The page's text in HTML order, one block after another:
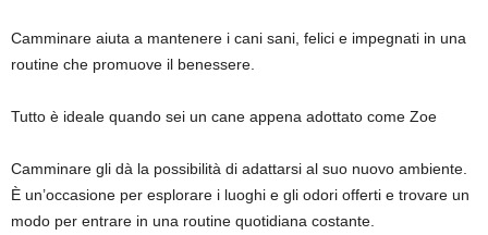
Camminare aiuta a mantenere i cani sani, felici e impegnati in una
routine che promuove il benessere.
Tutto è ideale quando sei un cane appena adottato come Zoe
Camminare gli dà la possibilità di adattarsi al suo nuovo ambiente.
È un’occasione per esplorare i luoghi e gli odori offerti e trovare un
modo per entrare in una routine quotidiana costante.